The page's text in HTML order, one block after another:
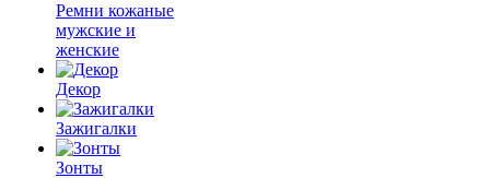
Ремни кожаные
мужские и
женские
Декор
Зажигалки
Зонты